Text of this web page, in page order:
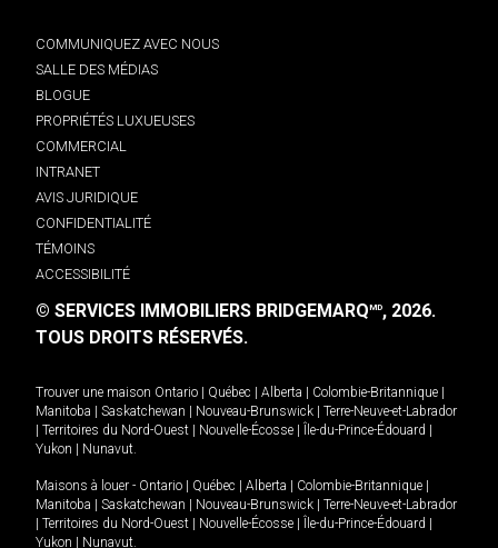
COMMUNIQUEZ AVEC NOUS
SALLE DES MÉDIAS
BLOGUE
PROPRIÉTÉS LUXUEUSES
COMMERCIAL
INTRANET
AVIS JURIDIQUE
CONFIDENTIALITÉ
TÉMOINS
ACCESSIBILITÉ
© SERVICES IMMOBILIERS BRIDGEMARQMD, 2026.
TOUS DROITS RÉSERVÉS.
Trouver une maison Ontario Québec Alberta Colombie-Britannique
Manitoba
Saskatchewan Nouveau-Brunswick
Terre-Neuve-et-Labrador
Territoires du Nord-Ouest Nouvelle-Écosse Île-du-Prince-Édouard
Yukon
Nunavut.
Maisons à louer - Ontario Québec Alberta Colombie-Britannique
Manitoba
Saskatchewan Nouveau-Brunswick
Terre-Neuve-et-Labrador
Territoires du Nord-Ouest Nouvelle-Écosse Île-du-Prince-Édouard
Yukon
Nunavut.